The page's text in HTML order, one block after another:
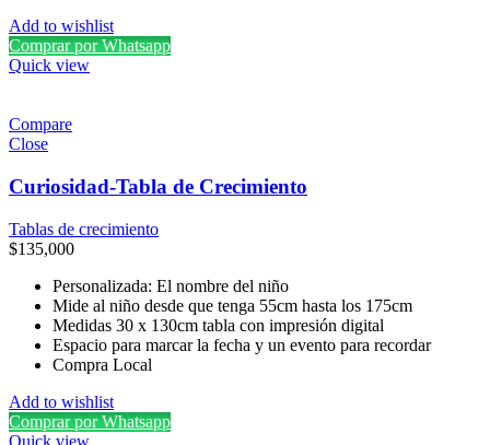
Add to wishlist
Comprar por Whatsapp
Quick view
Compare
Close
Curiosidad-Tabla de Crecimiento
Tablas de crecimiento
$135,000
Personalizada: El nombre del niño
Mide al niño desde que tenga 55cm hasta los 175cm
Medidas 30 x 130cm tabla con impresión digital
Espacio para marcar la fecha y un evento para recordar
Compra Local
Add to wishlist
Comprar por Whatsapp
Quick view